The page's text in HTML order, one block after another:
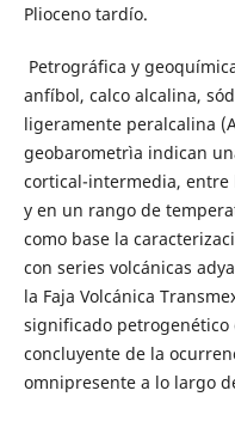
Plioceno tardío.
Petrográfica y
anfíbol, calco alcalina,
ligeramente peralcalina
geobarometrìa indican
cortical-intermedia, entre
y en un rango de
como base la
con series volcánicas
la Faja Volcánica
significado petrogenético
concluyente de la
omnipresente a lo largo